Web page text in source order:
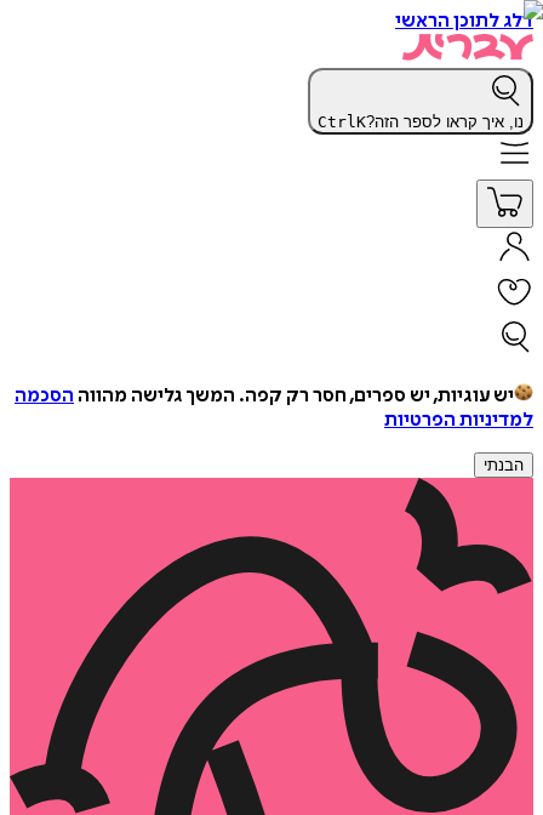
דלג לתוכן הראשי
נו, איך קראו לספר הזה? CtrlK
יש עוגיות, יש ספרים, חסר רק קפה. המשך גלישה מהווה הסכמה
למדיניות הפרטיות
הבנתי